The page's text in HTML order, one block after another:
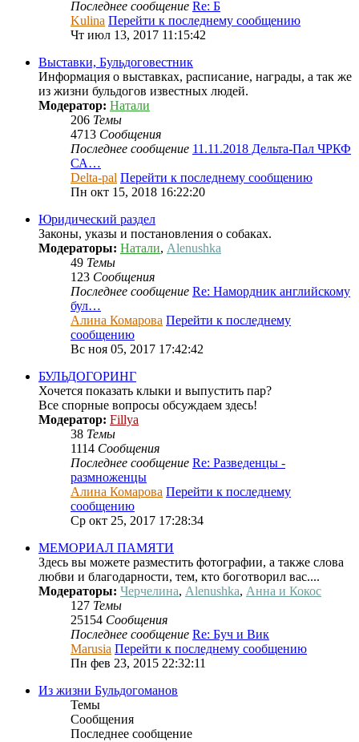
Последнее сообщение Re: Б
Kulina Перейти к последнему сообщению
Чт июл 13, 2017 11:15:42
Выставки, Бульдоговестник
Информация о выставках, расписание, награды, а так же
из жизни бульдогов известных людей.
Модератор: Натали
206 Темы
4713 Сообщения
Последнее сообщение 11.11.2018 Дельта-Пал ЧРКФ
СА…
Delta-pal Перейти к последнему сообщению
Пн окт 15, 2018 16:22:20
Юридический раздел
Законы, указы и постановления о собаках.
Модераторы: Натали, Alenushka
49 Темы
123 Сообщения
Последнее сообщение Re: Намордник английскому
бул…
Алина Комарова Перейти к последнему
сообщению
Вс ноя 05, 2017 17:42:42
БУЛЬДОГОРИНГ
Хочется показать клыки и выпустить пар?
Все спорные вопросы обсуждаем здесь!
Модератор: Fillya
38 Темы
1114 Сообщения
Последнее сообщение Re: Разведенцы -
размноженцы
Алина Комарова Перейти к последнему
сообщению
Ср окт 25, 2017 17:28:34
МЕМОРИАЛ ПАМЯТИ
Здесь вы можете разместить фотографии, а также слова
любви и благодарности, тем, кто боготворил вас....
Модераторы: Черчелина, Alenushka, Анна и Кокос
127 Темы
25154 Сообщения
Последнее сообщение Re: Буч и Вик
Marusia Перейти к последнему сообщению
Пн фев 23, 2015 22:32:11
Из жизни Бульдогоманов
Темы
Сообщения
Последнее сообщение